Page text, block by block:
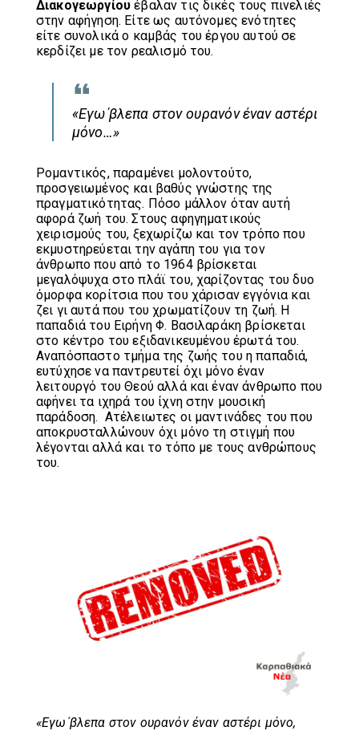
Διακογεωργίου έβαλαν τις δικές τους πινελιές
στην αφήγηση. Είτε ως αυτόνομες ενότητες
είτε συνολικά ο καμβάς του έργου αυτού σε
κερδίζει με τον ρεαλισμό του.
«Εγω΄βλεπα στον ουρανόν έναν αστέρι
μόνο…»
Ρομαντικός, παραμένει μολοντούτο,
προσγειωμένος και βαθύς γνώστης της
πραγματικότητας. Πόσο μάλλον όταν αυτή
αφορά ζωή του. Στους αφηγηματικούς
χειρισμούς του, ξεχωρίζω και τον τρόπο που
εκμυστηρεύεται την αγάπη του για τον
άνθρωπο που από το 1964 βρίσκεται
μεγαλόψυχα στο πλάϊ του, χαρίζοντας του δυο
όμορφα κορίτσια που του χάρισαν εγγόνια και
ζει γι αυτά που του χρωματίζουν τη ζωή. Η
παπαδιά του Ειρήνη Φ. Βασιλαράκη βρίσκεται
στο κέντρο του εξιδανικευμένου έρωτά του.
Αναπόσπαστο τμήμα της ζωής του η παπαδιά,
ευτύχησε να παντρευτεί όχι μόνο έναν
λειτουργό του Θεού αλλά και έναν άνθρωπο που
αφήνει τα ιχηρά του ίχνη στην μουσική
παράδοση. Ατέλειωτες οι μαντινάδες του που
αποκρυσταλλώνουν όχι μόνο τη στιγμή που
λέγονται αλλά και το τόπο με τους ανθρώπους
του.
«Εγω΄βλεπα στον ουρανόν έναν αστέρι μόνο,